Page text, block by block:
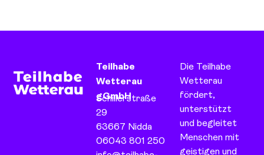
Teilhabe
Wetterau
gGmbH
Schillerstraße
29
63667 Nidda
06043 801 250
Die Teilhabe
Wetterau
fördert,
unterstützt
und begleitet
Menschen mit
geistigen und